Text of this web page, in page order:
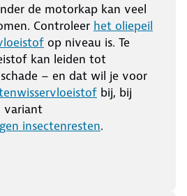
de motorkap kan veel
Controleer het oliepeil
op niveau is. Te
kan leiden tot
– en dat wil je voor
bij, bij
variant
insectenresten.